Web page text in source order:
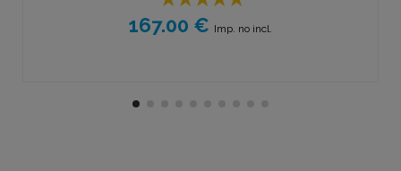
167.00 € Imp. no incl.